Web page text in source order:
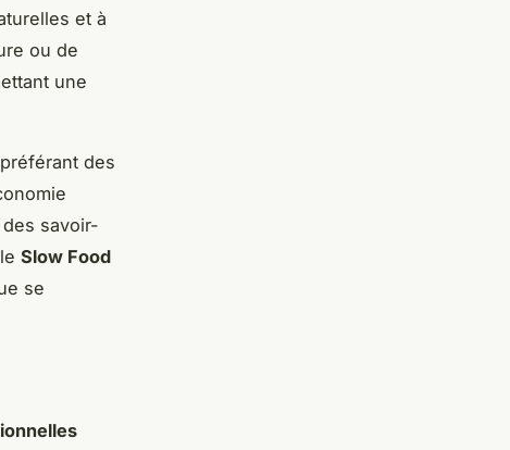
et à
ou de
une
des
savoir-
Slow Food
se